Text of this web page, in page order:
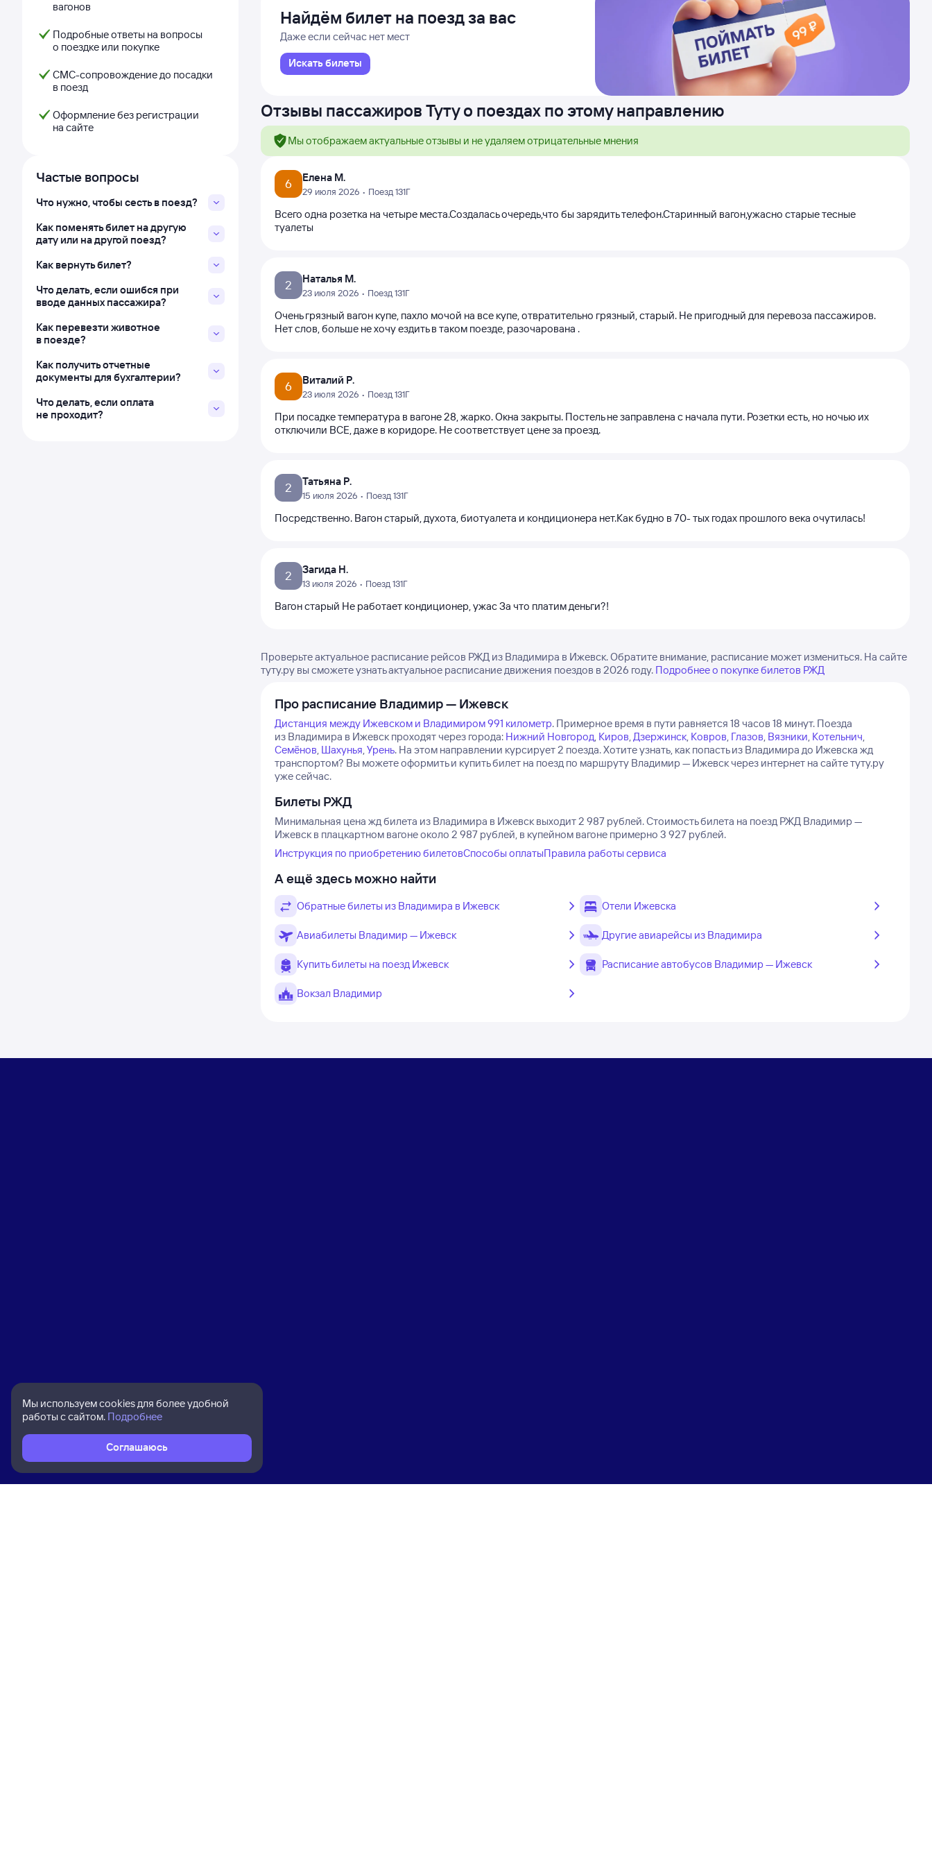
вагонов
Подробные ответы на вопросы
о поездке или покупке
СМС-сопровождение до посадки
в поезд
Оформление без регистрации
на сайте
Частые вопросы
Что нужно, чтобы сесть в поезд?
Как поменять билет на другую
дату или на другой поезд?
Как вернуть билет?
Что делать, если ошибся при
вводе данных пассажира?
Как перевезти животное
в поезде?
Как получить отчетные
документы для бухгалтерии?
Что делать, если оплата
не проходит?
Найдём билет на поезд за вас
Даже если сейчас нет мест
Искать билеты
Отзывы пассажиров Туту о поездах по этому направлению
Мы отображаем актуальные отзывы и не удаляем отрицательные мнения
6 Елена М.
29 июля 2026 • Поезд 131Г
Всего одна розетка на четыре места.Создалась очередь,что бы зарядить телефон.Старинный вагон,ужасно старые тесные
туалеты
2 Наталья М.
23 июля 2026 • Поезд 131Г
Очень грязный вагон купе, пахло мочой на все купе, отвратительно грязный, старый. Не пригодный для перевоза пассажиров.
Нет слов, больше не хочу ездить в таком поезде, разочарована .
6 Виталий Р.
23 июля 2026 • Поезд 131Г
При посадке температура в вагоне 28, жарко. Окна закрыты. Постель не заправлена с начала пути. Розетки есть, но ночью их
отключили ВСЕ, даже в коридоре. Не соответствует цене за проезд.
2 Татьяна Р.
15 июля 2026 • Поезд 131Г
Посредственно. Вагон старый, духота, биотуалета и кондиционера нет.Как будно в 70- тых годах прошлого века очутилась!
2 Загида Н.
13 июля 2026 • Поезд 131Г
Вагон старый Не работает кондиционер, ужас За что платим деньги?!
Проверьте актуальное расписание рейсов РЖД из Владимира в Ижевск. Обратите внимание, расписание может измениться. На сайте
туту.ру вы сможете узнать актуальное расписание движения поездов в 2026 году. Подробнее о покупке билетов РЖД
Про расписание Владимир — Ижевск
Дистанция между Ижевском и Владимиром 991 километр. Примерное время в пути равняется 18 часов 18 минут. Поезда
из Владимира в Ижевск проходят через города: Нижний Новгород, Киров,Дзержинск, Ковров, Глазов, Вязники, Котельнич,
Семёнов, Шахунья,Урень. На этом направлении курсирует 2 поезда.Хотите узнать, как попасть из Владимира до Ижевска жд
транспортом? Вы можете оформить и купить билет на поезд по маршруту Владимир — Ижевск через интернет на сайте туту.ру
уже сейчас.
Билеты РЖД
Минимальная цена жд билета из Владимира в Ижевск выходит 2 987 рублей.Стоимость билета на поезд РЖД Владимир —
Ижевск в плацкартном вагоне около 2 987 рублей, в купейном вагоне примерно 3 927 рублей.
Инструкция по приобретению билетовСпособы оплатыПравила работы сервиса
А ещё здесь можно найти
Обратные билеты из Владимира в Ижевск Отели Ижевска
Авиабилеты Владимир — Ижевск Другие авиарейсы из Владимира
Купить билеты на поезд Ижевск Расписание автобусов Владимир — Ижевск
Вокзал Владимир
Мы используем cookies для более удобной
работы с сайтом. Подробнее
Соглашаюсь